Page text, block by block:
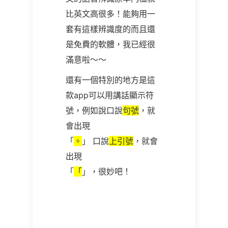
比英文高很多！能夠用一
套有這樣辨識度的而且還
是免費的軟體，我已經很
滿意啦～～
還有一個特別的地方是這
款app可以用講話顯示符
號，例如說口說句號 ，就
會出現
「 。 」 口說上引號 ，就會
出現
「
「 」，很妙吧！